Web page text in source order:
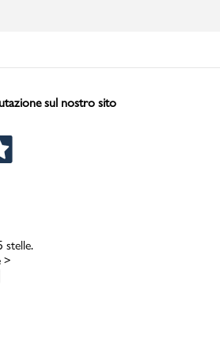
sul nostro sito
stelle.
>